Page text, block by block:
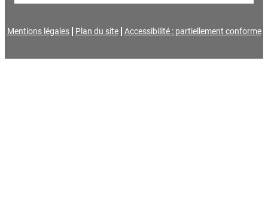
Mentions légales Plan du site Accessibilité : partiellement conforme